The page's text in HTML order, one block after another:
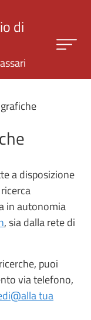
di
a disposizione
in autonomia
, sia dalla rete di
puoi
via telefono,
tua